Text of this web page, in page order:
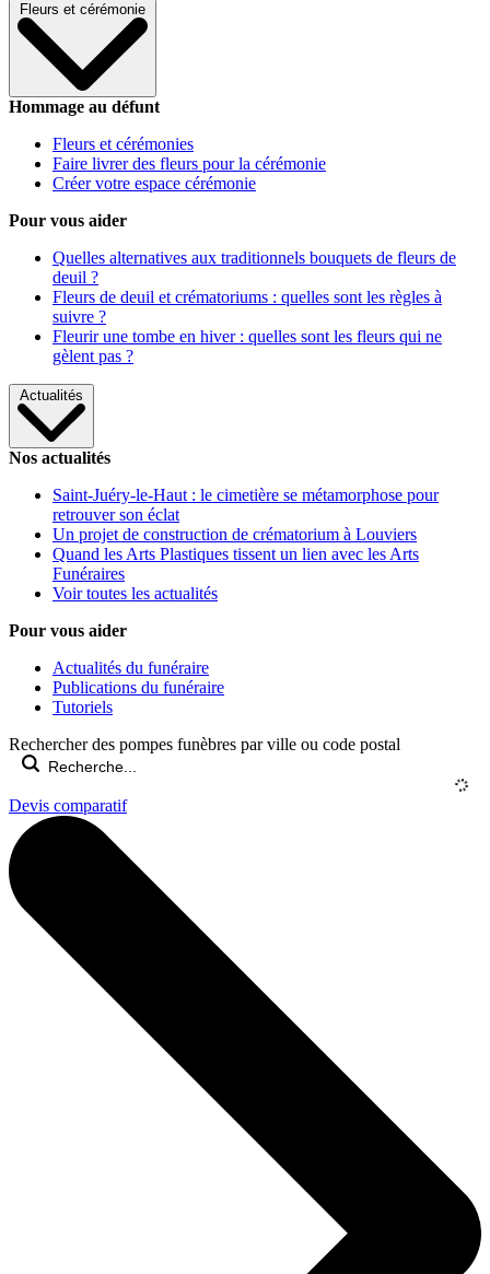
Fleurs et cérémonie
Hommage au défunt
Fleurs et cérémonies
Faire livrer des fleurs pour la cérémonie
Créer votre espace cérémonie
Pour vous aider
Quelles alternatives aux traditionnels bouquets de fleurs de
deuil ?
Fleurs de deuil et crématoriums : quelles sont les règles à
suivre ?
Fleurir une tombe en hiver : quelles sont les fleurs qui ne
gèlent pas ?
Actualités
Nos actualités
Saint-Juéry-le-Haut : le cimetière se métamorphose pour
retrouver son éclat
Un projet de construction de crématorium à Louviers
Quand les Arts Plastiques tissent un lien avec les Arts
Funéraires
Voir toutes les actualités
Pour vous aider
Actualités du funéraire
Publications du funéraire
Tutoriels
Rechercher des pompes funèbres par ville ou code postal
Devis comparatif